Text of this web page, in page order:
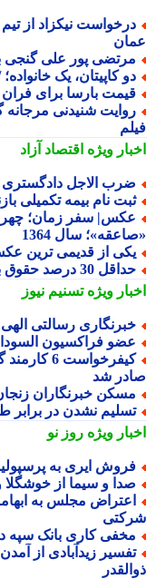
نیکزاد از تیم
پور علی گنجی به
کاپیتان، یک خانواده؛ /
بارسا برای فران
شنیدنی مرجانه
ویژهاقتصاد آزاد
الاجل دادگستری
نام بیمه تکمیلی بازنشستگان تا 31
سال 1364
از قدیمی ترین عکس
30 درصد حقوق بازنشستگان صرف درمان می شود
ویژهتسنیم نیوز
رسالتی الهی
فراکسیون
کیفرخواست 6
شد
خبرنگاران زنجان
نشدن در برابر
ویژهروز نو
ایری به پرسپولیس
و سیما از خوشگلا و
مجلس به ابهامات
کاری بانک سپه در
زیدآبادی از آمدن